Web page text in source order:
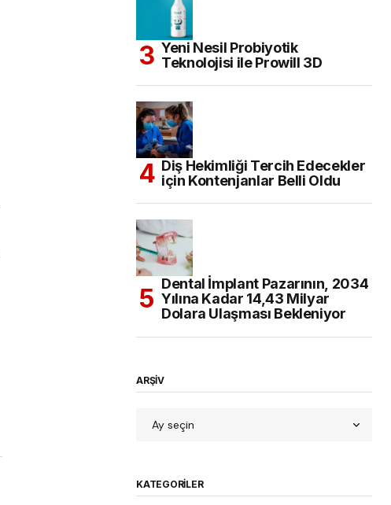
Yeni Nesil Probiyotik
Teknolojisi ile Prowill 3D
Diş Hekimliği Tercih Edecekler
için Kontenjanlar Belli Oldu
Dental İmplant Pazarının, 2034
Yılına Kadar 14,43 Milyar
Dolara Ulaşması Bekleniyor
ARŞİV
KATEGORILER